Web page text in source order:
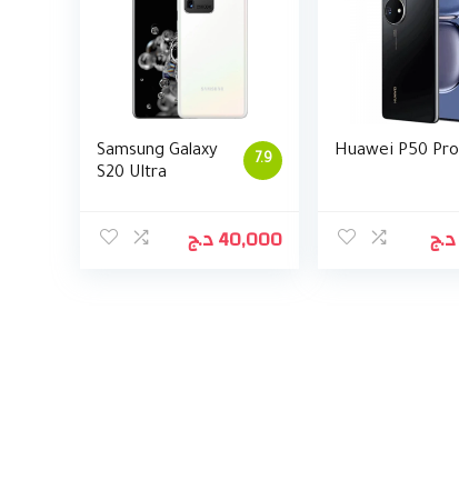
7.9
Samsung Galaxy
S20 Ultra
40,000د.ج
Huawei P50 Pro
د.ج